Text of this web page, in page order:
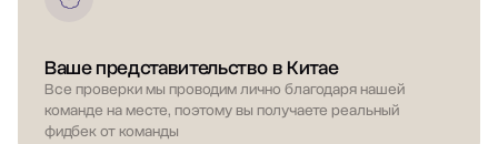
Ваше представительство в Китае
Все проверки мы проводим лично благодаря нашей
команде на месте, поэтому вы получаете реальный
фидбек от команды